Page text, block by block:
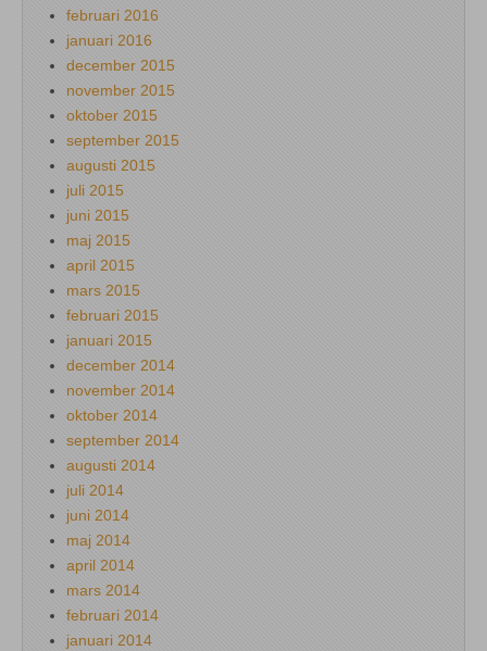
februari 2016
januari 2016
december 2015
november 2015
oktober 2015
september 2015
augusti 2015
juli 2015
juni 2015
maj 2015
april 2015
mars 2015
februari 2015
januari 2015
december 2014
november 2014
oktober 2014
september 2014
augusti 2014
juli 2014
juni 2014
maj 2014
april 2014
mars 2014
februari 2014
januari 2014